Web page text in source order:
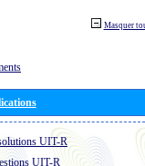
Masquer
UIT-R
UIT-R